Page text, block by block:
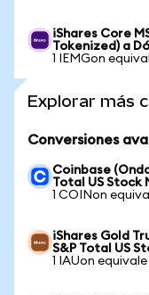
iShares Core
Tokenized) a
1 IEMGon
Explorar más
Conversiones
Coinbase
Total US Stock
1 COINon
iShares Gold
S&P Total US
1 IAUon